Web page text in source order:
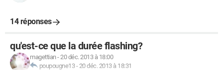
14 réponses
qu'est-ce que la durée flashing?
magettian-20 déc. 2013 à 18:00
poupougne13-20 déc. 2013 à 18:31